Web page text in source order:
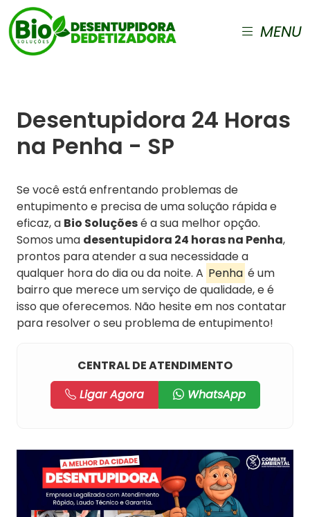
MENU
Desentupidora 24 Horas
na Penha - SP
Se você está enfrentando problemas de
entupimento e precisa de uma solução rápida e
eficaz, a Bio Soluçõesé a sua melhor opção.
Somos uma desentupidora 24 horas na Penha,
prontos para atender a sua necessidade a
qualquer hora do dia ou da noite. A Penha é um
bairro que merece um serviço de qualidade, e é
isso que oferecemos. Não hesite em nos contatar
para resolver o seu problema de entupimento!
CENTRAL DE ATENDIMENTO
Ligar Agora
WhatsApp